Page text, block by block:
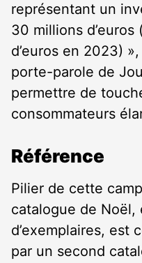
représentant un
30 millions
d’euros en 2023)
porte-parole de
permettre de
consommateurs
Référence
Pilier de cette
catalogue de Noël,
d’exemplaires, est
par un second